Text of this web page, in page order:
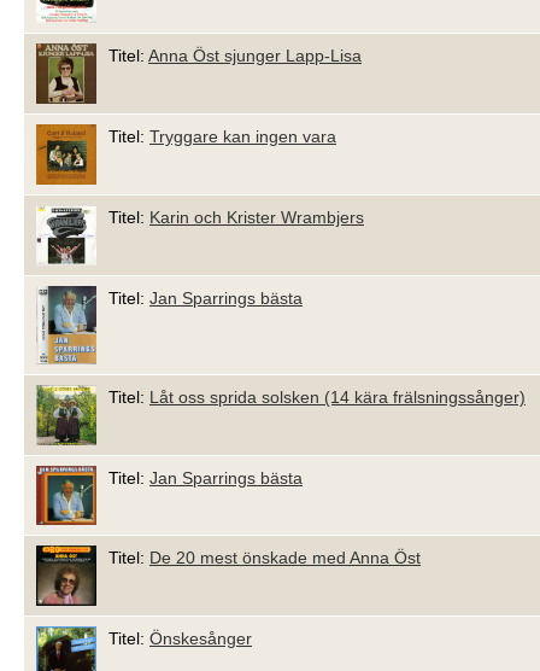
Titel: Anna Öst sjunger Lapp-Lisa
Titel: Tryggare kan ingen vara
Titel: Karin och Krister Wrambjers
Titel: Jan Sparrings bästa
Titel: Låt oss sprida solsken (14 kära frälsningssånger)
Titel: Jan Sparrings bästa
Titel: De 20 mest önskade med Anna Öst
Titel: Önskesånger